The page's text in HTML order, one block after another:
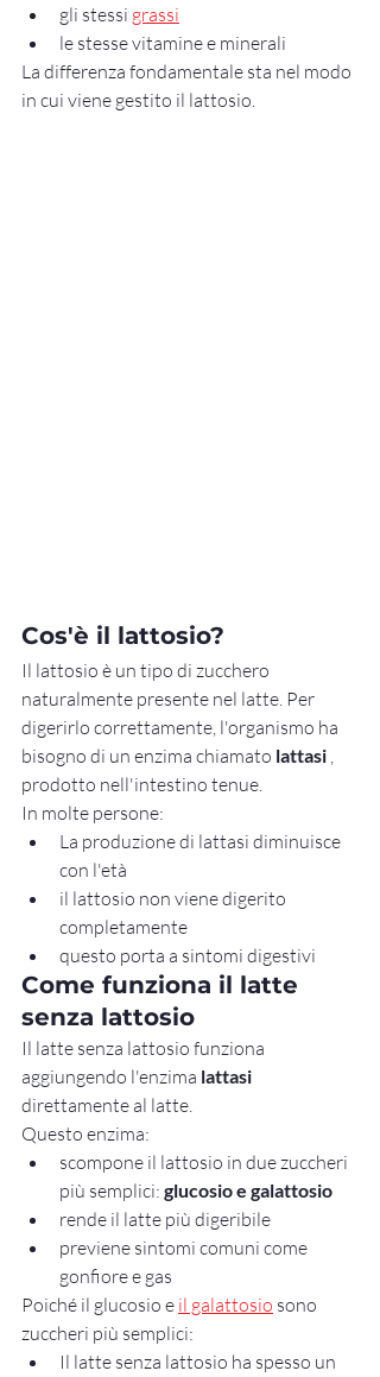
gli stessi grassi
le stesse vitamine e minerali
La differenza fondamentale sta nel modo
in cui viene gestito il lattosio.
Cos'è il lattosio?
Il lattosio è un tipo di zucchero
naturalmente presente nel latte. Per
digerirlo correttamente, l'organismo ha
bisogno di un enzima chiamato lattasi ,
prodotto nell'intestino tenue.
In molte persone:
La produzione di lattasi diminuisce
con l'età
il lattosio non viene digerito
completamente
questo porta a sintomi digestivi
Come funziona il latte
senza lattosio
Il latte senza lattosio funziona
aggiungendo l'enzima lattasi
direttamente al latte.
Questo enzima:
scompone il lattosio in due zuccheri
più semplici: glucosio e galattosio
rende il latte più digeribile
previene sintomi comuni come
gonfiore e gas
Poiché il glucosio e il galattosio sono
zuccheri più semplici:
Il latte senza lattosio ha spesso un